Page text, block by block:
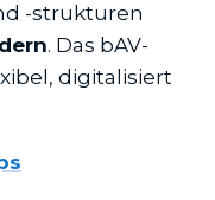
-strukturen
. Das bAV-
digitalisiert